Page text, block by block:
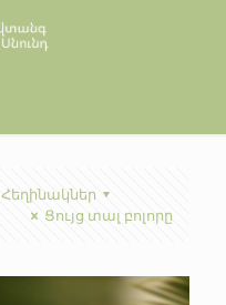
Հեղինակներ
Ցույց տալ բոլորը